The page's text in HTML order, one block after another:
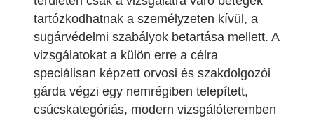
tartózkodhatnak a személyzeten kívül, a
sugárvédelmi szabályok betartása mellett. A
vizsgálatokat a külön erre a célra
speciálisan képzett orvosi és szakdolgozói
gárda végzi egy nemrégiben telepített,
csúcskategóriás, modern vizsgálóteremben